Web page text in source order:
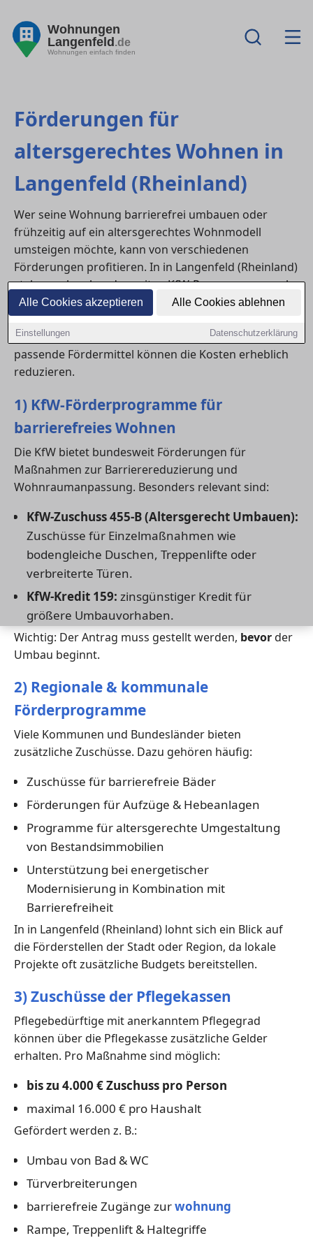
Alle Cookies akzeptieren Alle Cookies ablehnen
Einstellungen Datenschutzerklärung
Wohnungen
Langenfeld.de
Wohnungen einfach finden
Förderungen für
altersgerechtes Wohnen in
Langenfeld (Rheinland)
Wer seine Wohnung barrierefrei umbauen oder
frühzeitig auf ein altersgerechtes Wohnmodell
umsteigen möchte, kann von verschiedenen
Förderungen profitieren. In in Langenfeld (Rheinland)
stehen neben bundesweiten KfW-Programmen auch
regionale Zuschüsse und kommunale Hilfen zur
Verfügung. Ob du einewohnung
eigeneImmobilie
barrierefrei machen möchtest –
passende Fördermittel können die Kosten erheblich
reduzieren.
1) KfW-Förderprogramme für
barrierefreies Wohnen
Die KfW bietet bundesweit Förderungen für
Maßnahmen zur Barrierereduzierung und
Wohnraumanpassung. Besonders relevant sind:
KfW-Zuschuss 455-B (Altersgerecht Umbauen):
Zuschüsse für Einzelmaßnahmen wie
bodengleiche Duschen, Treppenlifte oder
verbreiterte Türen.
KfW-Kredit 159: zinsgünstiger Kredit für
größere Umbauvorhaben.
Wichtig: Der Antrag muss gestellt werden, bevorder
Umbau beginnt.
2) Regionale & kommunale
Förderprogramme
Viele Kommunen und Bundesländer bieten
zusätzliche Zuschüsse. Dazu gehören häufig:
Zuschüsse für barrierefreie Bäder
Förderungen für Aufzüge & Hebeanlagen
Programme für altersgerechte Umgestaltung
von Bestandsimmobilien
Unterstützung bei energetischer
Modernisierung in Kombination mit
Barrierefreiheit
In in Langenfeld (Rheinland) lohnt sich ein Blick auf
die Förderstellen der Stadt oder Region, da lokale
Projekte oft zusätzliche Budgets bereitstellen.
3) Zuschüsse der Pflegekassen
Pflegebedürftige mit anerkanntem Pflegegrad
können über die Pflegekasse zusätzliche Gelder
erhalten. Pro Maßnahme sind möglich:
bis zu 4.000 € Zuschuss pro Person
maximal 16.000 € pro Haushalt
Gefördert werden z. B.:
Umbau von Bad & WC
Türverbreiterungen
barrierefreie Zugänge zurwohnung
Rampe, Treppenlift & Haltegriffe